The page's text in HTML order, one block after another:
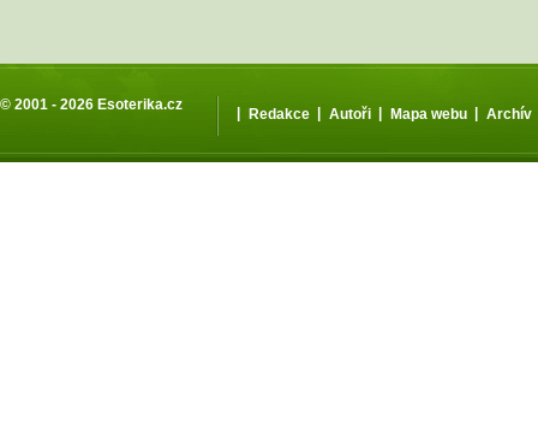
© 2001 - 2026 Esoterika.cz
Redakce Autoři Mapa webu Archív